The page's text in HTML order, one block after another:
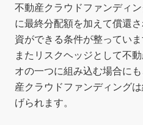
不動産クラウドファンディ
に最終分配額を加えて償還
資ができる条件が整っていま
またリスクヘッジとして不
オの一つに組み込む場合に
産クラウドファンディング
げられます。